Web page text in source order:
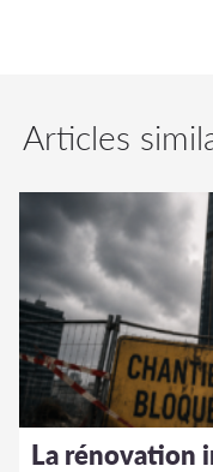
Articles
La rénovation